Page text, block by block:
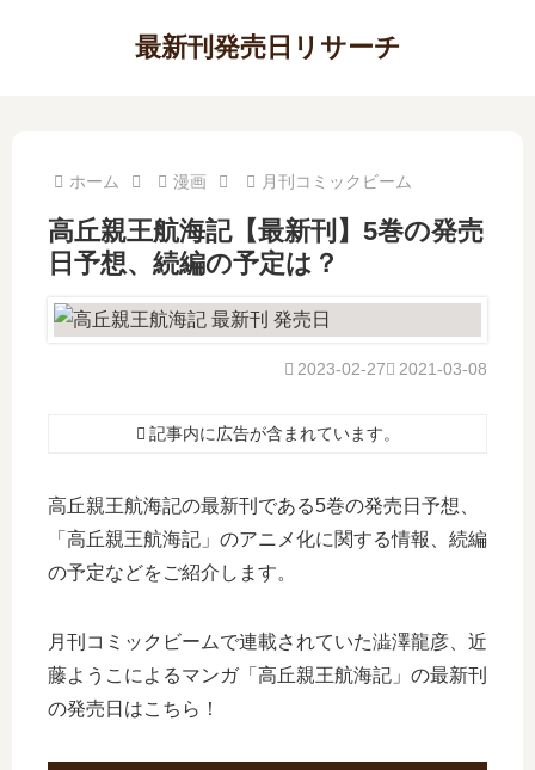
最新刊発売日リサーチ
ホーム 漫画 月刊コミックビーム
高丘親王航海記【最新刊】5巻の発売
日予想、続編の予定は？
2021-03-08
2023-02-27
記事内に広告が含まれています。
高丘親王航海記の最新刊である5巻の発売日予想、
「高丘親王航海記」のアニメ化に関する情報、続編
の予定などをご紹介します。
月刊コミックビームで連載されていた澁澤龍彦、近
藤ようこによるマンガ「高丘親王航海記」の最新刊
の発売日はこちら！